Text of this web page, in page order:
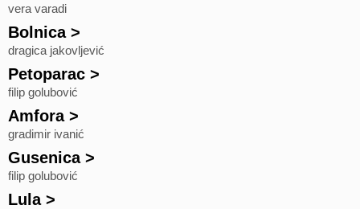
vera varadi
Bolnica>
dragica jakovljević
Petoparac >
filip golubović
Amfora>
gradimir ivanić
Gusenica>
filip golubović
Lula>